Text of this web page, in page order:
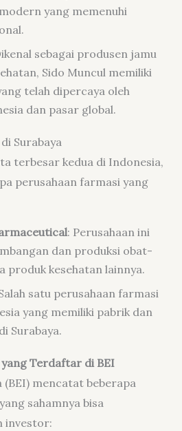
yang memenuhi
sebagai produsen jamu
Sido Muncul memiliki
telah dipercaya oleh
dan pasar global.
Surabaya
terbesar kedua di Indonesia,
perusahaan farmasi yang
: Perusahaan ini
dan produksi obat-
produk kesehatan lainnya.
satu perusahaan farmasi
yang memiliki pabrik dan
Surabaya.
Terdaftar di BEI
(BEI) mencatat beberapa
sahamnya bisa
investor: